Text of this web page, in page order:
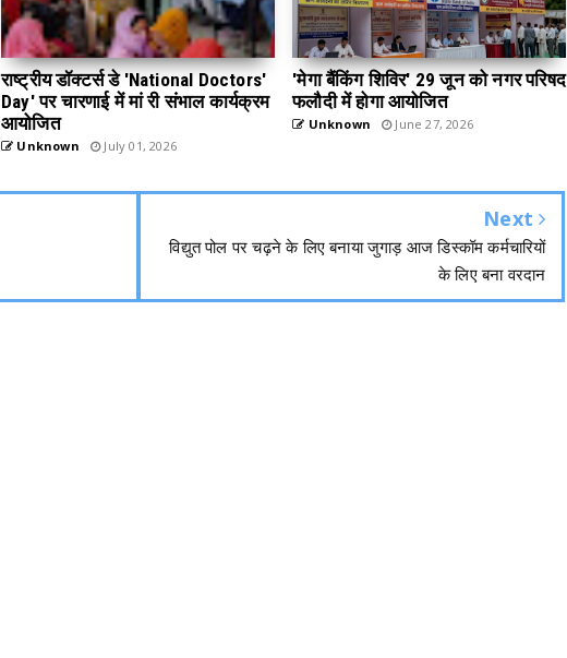
राष्ट्रीय डॉक्टर्स डे 'National Doctors'
Day' पर चारणाई में मां री संभाल कार्यक्रम
आयोजित
Unknown July 01, 2026
'मेगा बैंकिंग शिविर' 29 जून को नगर परिषद
फलौदी में होगा आयोजित
Unknown June 27, 2026
Next
विद्युत पोल पर चढ़ने के लिए बनाया जुगाड़ आज डिस्कॉम कर्मचारियों
के लिए बना वरदान